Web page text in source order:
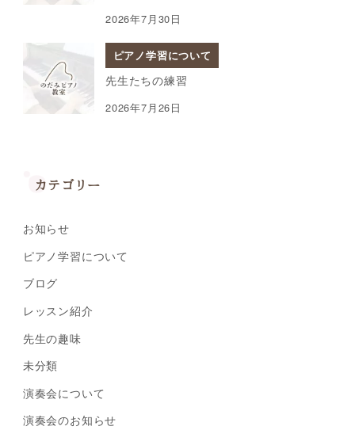
2026年7月30日
ピアノ学習について
先生たちの練習
2026年7月26日
カテゴリー
お知らせ
ピアノ学習について
ブログ
レッスン紹介
先生の趣味
未分類
演奏会について
演奏会のお知らせ